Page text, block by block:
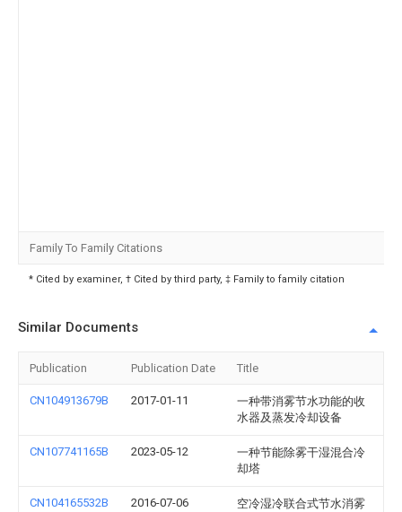
Family To Family Citations
* Cited by examiner, † Cited by third party, ‡ Family to family citation
Similar Documents
Publication Publication Date Title
CN104913679B 2017-01-11
一种带消雾节水功能的收
水器及蒸发冷却设备
CN107741165B 2023-05-12
一种节能除雾干湿混合冷
却塔
CN104165532B 2016-07-06
空冷湿冷联合式节水消雾